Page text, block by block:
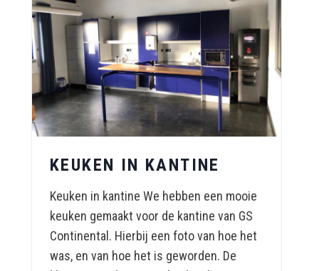
KEUKEN IN KANTINE
Keuken in kantine We hebben een mooie
keuken gemaakt voor de kantine van GS
Continental. Hierbij een foto van hoe het
was, en van hoe het is geworden. De